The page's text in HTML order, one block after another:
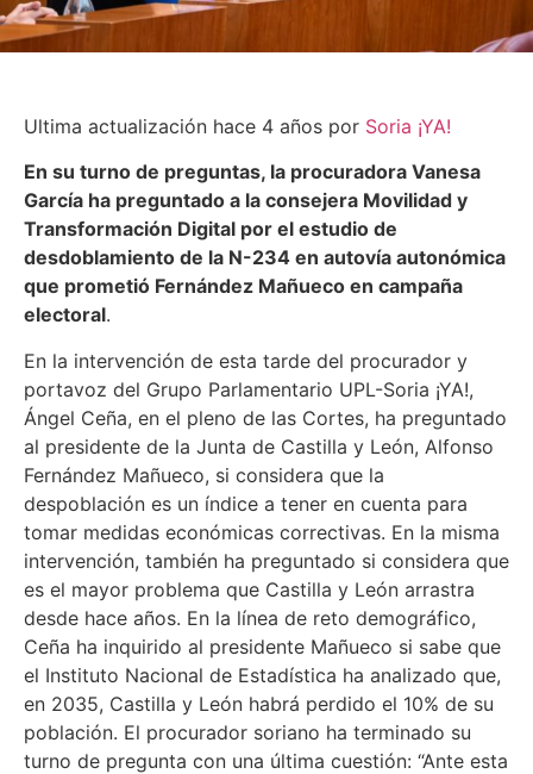
Ultima actualización hace 4 años por Soria ¡YA!
En su turno de preguntas, la procuradora Vanesa
García ha preguntado a la consejera Movilidad y
Transformación Digital por el estudio de
desdoblamiento de la N-234 en autovía autonómica
que prometió Fernández Mañueco en campaña
electoral.
En la intervención de esta tarde del procurador y
portavoz del Grupo Parlamentario UPL-Soria ¡YA!,
Ángel Ceña, en el pleno de las Cortes, ha preguntado
al presidente de la Junta de Castilla y León, Alfonso
Fernández Mañueco, si considera que la
despoblación es un índice a tener en cuenta para
tomar medidas económicas correctivas. En la misma
intervención, también ha preguntado si considera que
es el mayor problema que Castilla y León arrastra
desde hace años. En la línea de reto demográfico,
Ceña ha inquirido al presidente Mañueco si sabe que
el Instituto Nacional de Estadística ha analizado que,
en 2035, Castilla y León habrá perdido el 10% de su
población. El procurador soriano ha terminado su
turno de pregunta con una última cuestión: “Ante esta